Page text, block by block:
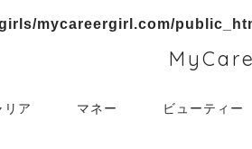
mycareergirl.com/
リア マネー ビューティー